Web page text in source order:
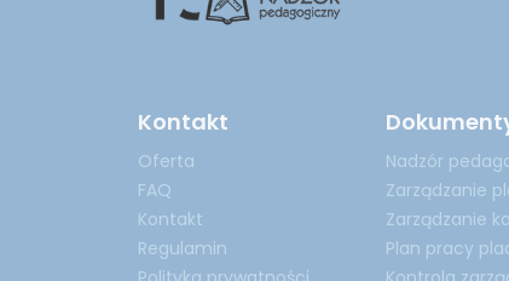
Kontakt
Oferta
FAQ
Kontakt
Regulamin
Nadzór
Zarządzanie
Zarządzanie
Plan pracy